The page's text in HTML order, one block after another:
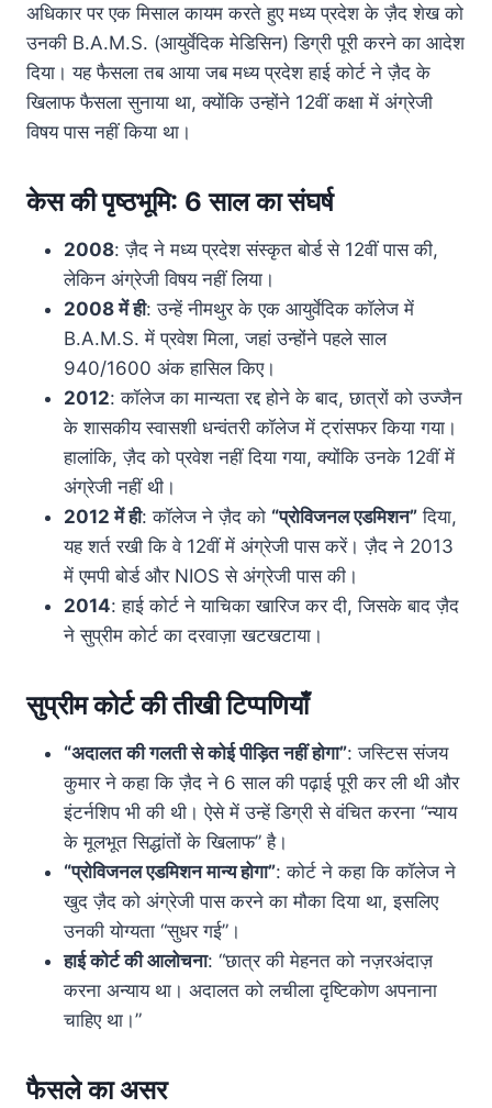
अधिकार पर एक मिसाल कायम करते हुए मध्य प्रदेश के ज़ैद शेख को
उनकी B.A.M.S. (आयुर्वेदिक मेडिसिन) डिग्री पूरी करने का आदेश
दिया। यह फैसला तब आया जब मध्य प्रदेश हाई कोर्ट ने ज़ैद के
खिलाफ फैसला सुनाया था, क्योंकि उन्होंने 12वीं कक्षा में अंग्रेजी
विषय पास नहीं किया था।
केस की पृष्ठभूमि: 6 साल का संघर्ष
2008: ज़ैद ने मध्य प्रदेश संस्कृत बोर्ड से 12वीं पास की,
लेकिन अंग्रेजी विषय नहीं लिया।
2008 में ही: उन्हें नीमथुर के एक आयुर्वेदिक कॉलेज में
B.A.M.S. में प्रवेश मिला, जहां उन्होंने पहले साल
940/1600 अंक हासिल किए।
2012: कॉलेज का मान्यता रद्द होने के बाद, छात्रों को उज्जैन
के शासकीय स्वासशी धन्वंतरी कॉलेज में ट्रांसफर किया गया।
हालांकि, ज़ैद को प्रवेश नहीं दिया गया, क्योंकि उनके 12वीं में
अंग्रेजी नहीं थी।
2012 में ही: कॉलेज ने ज़ैद को “प्रोविजनल एडमिशन” दिया,
यह शर्त रखी कि वे 12वीं में अंग्रेजी पास करें। ज़ैद ने 2013
में एमपी बोर्ड और NIOS से अंग्रेजी पास की।
2014: हाई कोर्ट ने याचिका खारिज कर दी, जिसके बाद ज़ैद
ने सुप्रीम कोर्ट का दरवाज़ा खटखटाया।
सुप्रीम कोर्ट की तीखी टिप्पणियाँ
“अदालत की गलती से कोई पीड़ित नहीं होगा”: जस्टिस संजय
कुमार ने कहा कि ज़ैद ने 6 साल की पढ़ाई पूरी कर ली थी और
इंटर्नशिप भी की थी। ऐसे में उन्हें डिग्री से वंचित करना “न्याय
के मूलभूत सिद्धांतों के खिलाफ” है।
“प्रोविजनल एडमिशन मान्य होगा”: कोर्ट ने कहा कि कॉलेज ने
खुद ज़ैद को अंग्रेजी पास करने का मौका दिया था, इसलिए
उनकी योग्यता “सुधर गई”।
हाई कोर्ट की आलोचना: “छात्र की मेहनत को नज़रअंदाज़
करना अन्याय था। अदालत को लचीला दृष्टिकोण अपनाना
चाहिए था।”
फैसले का असर